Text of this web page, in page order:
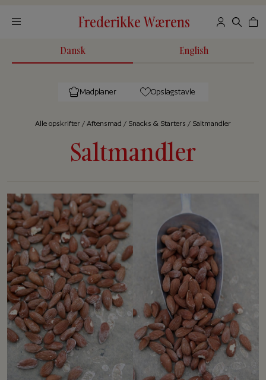
Frederikke Wærens
Dansk English
Madplaner Opslagstavle
Alle op­skrif­ter / Aftensmad / Snacks & Starters / Saltmandler
Saltmandler